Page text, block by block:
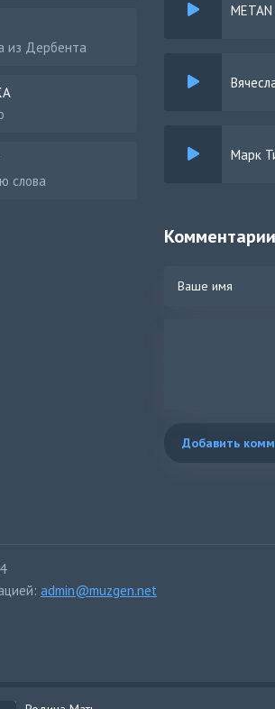
из Дербента
слова
METAN
Марк
Комментарии
Добавить
admin@muzgen.net